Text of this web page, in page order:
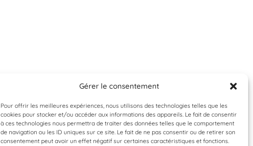
Gérer le consentement
Pour offrir les meilleures expériences, nous utilisons des technologies telles que les
cookies pour stocker et/ou accéder aux informations des appareils. Le fait de consentir
à ces technologies nous permettra de traiter des données telles que le comportement
de navigation ou les ID uniques sur ce site. Le fait de ne pas consentir ou de retirer son
consentement peut avoir un effet négatif sur certaines caractéristiques et fonctions.